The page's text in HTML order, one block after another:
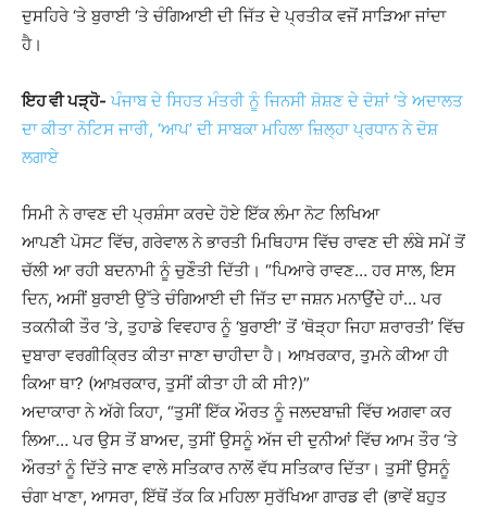
ਦੁਸਹਿਰੇ ‘ਤੇ ਬੁਰਾਈ ‘ਤੇ ਚੰਗਿਆਈ ਦੀ ਜਿੱਤ ਦੇ ਪ੍ਰਤੀਕ ਵਜੋਂ ਸਾੜਿਆ ਜਾਂਦਾ
ਹੈ।
ਇਹ ਵੀ ਪੜ੍ਹੋ- ਪੰਜਾਬ ਦੇ ਸਿਹਤ ਮੰਤਰੀ ਨੂੰ ਜਿਨਸੀ ਸ਼ੋਸ਼ਣ ਦੇ ਦੋਸ਼ਾਂ ‘ਤੇ ਅਦਾਲਤ
ਦਾ ਕੀਤਾ ਨੋਟਿਸ ਜਾਰੀ, ‘ਆਪ’ ਦੀ ਸਾਬਕਾ ਮਹਿਲਾ ਜ਼ਿਲ੍ਹਾ ਪ੍ਰਧਾਨ ਨੇ ਦੋਸ਼
ਲਗਾਏ
ਸਿਮੀ ਨੇ ਰਾਵਣ ਦੀ ਪ੍ਰਸ਼ੰਸਾ ਕਰਦੇ ਹੋਏ ਇੱਕ ਲੰਮਾ ਨੋਟ ਲਿਖਿਆ
ਆਪਣੀ ਪੋਸਟ ਵਿੱਚ, ਗਰੇਵਾਲ ਨੇ ਭਾਰਤੀ ਮਿਥਿਹਾਸ ਵਿੱਚ ਰਾਵਣ ਦੀ ਲੰਬੇ ਸਮੇਂ ਤੋਂ
ਚੱਲੀ ਆ ਰਹੀ ਬਦਨਾਮੀ ਨੂੰ ਚੁਣੌਤੀ ਦਿੱਤੀ। “ਪਿਆਰੇ ਰਾਵਣ… ਹਰ ਸਾਲ, ਇਸ
ਦਿਨ, ਅਸੀਂ ਬੁਰਾਈ ਉੱਤੇ ਚੰਗਿਆਈ ਦੀ ਜਿੱਤ ਦਾ ਜਸ਼ਨ ਮਨਾਉਂਦੇ ਹਾਂ… ਪਰ
ਤਕਨੀਕੀ ਤੌਰ ‘ਤੇ, ਤੁਹਾਡੇ ਵਿਵਹਾਰ ਨੂੰ ‘ਬੁਰਾਈ’ ਤੋਂ ‘ਥੋੜ੍ਹਾ ਜਿਹਾ ਸ਼ਰਾਰਤੀ’ ਵਿੱਚ
ਦੁਬਾਰਾ ਵਰਗੀਕ੍ਰਿਤ ਕੀਤਾ ਜਾਣਾ ਚਾਹੀਦਾ ਹੈ। ਆਖ਼ਰਕਾਰ, ਤੁਮਨੇ ਕੀਆ ਹੀ
ਕਿਆ ਥਾ? (ਆਖ਼ਰਕਾਰ, ਤੁਸੀਂ ਕੀਤਾ ਹੀ ਕੀ ਸੀ?)”
ਅਦਾਕਾਰਾ ਨੇ ਅੱਗੇ ਕਿਹਾ, “ਤੁਸੀਂ ਇੱਕ ਔਰਤ ਨੂੰ ਜਲਦਬਾਜ਼ੀ ਵਿੱਚ ਅਗਵਾ ਕਰ
ਲਿਆ… ਪਰ ਉਸ ਤੋਂ ਬਾਅਦ, ਤੁਸੀਂ ਉਸਨੂੰ ਅੱਜ ਦੀ ਦੁਨੀਆਂ ਵਿੱਚ ਆਮ ਤੌਰ ‘ਤੇ
ਔਰਤਾਂ ਨੂੰ ਦਿੱਤੇ ਜਾਣ ਵਾਲੇ ਸਤਿਕਾਰ ਨਾਲੋਂ ਵੱਧ ਸਤਿਕਾਰ ਦਿੱਤਾ। ਤੁਸੀਂ ਉਸਨੂੰ
ਚੰਗਾ ਖਾਣਾ, ਆਸਰਾ, ਇੱਥੋਂ ਤੱਕ ਕਿ ਮਹਿਲਾ ਸੁਰੱਖਿਆ ਗਾਰਡ ਵੀ (ਭਾਵੇਂ ਬਹੁਤ